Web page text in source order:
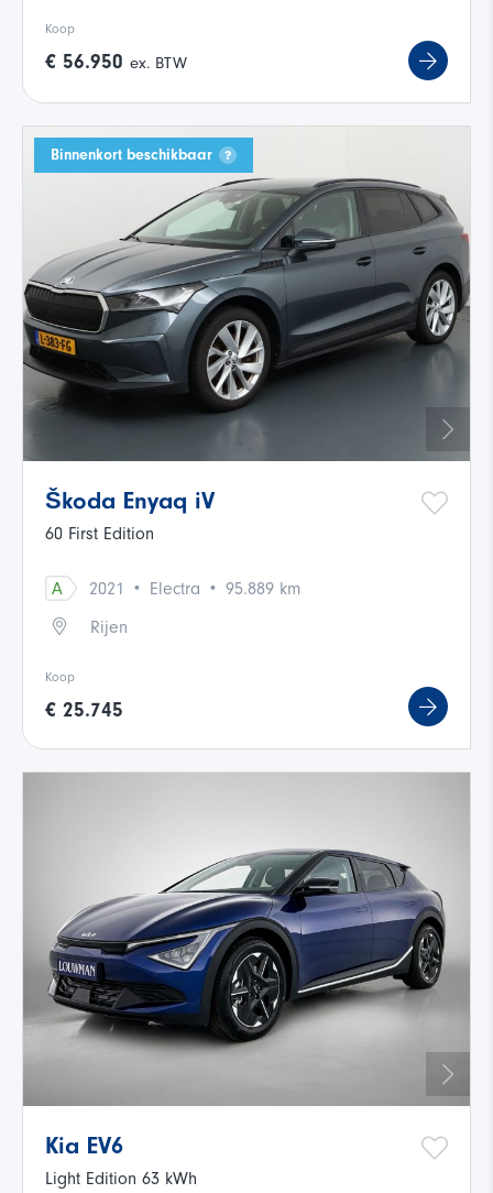
Koop
€ 56.950 ex. BTW
Binnenkort beschikbaar
Škoda Enyaq iV
60 First Edition
A 2021 · Electra · 95.889 km
Rijen
Koop
€ 25.745
Kia EV6
Light Edition 63 kWh